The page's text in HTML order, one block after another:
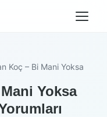
Koç – Bi Mani Yoksa
Yoksa